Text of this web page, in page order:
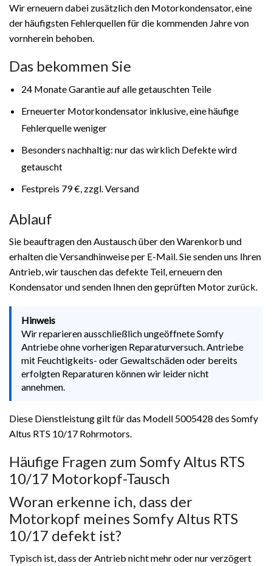
Wir erneuern dabei zusätzlich den Motorkondensator, eine
der häufigsten Fehlerquellen für die kommenden Jahre von
vornherein behoben.
Das bekommen Sie
24 Monate Garantie auf alle getauschten Teile
Erneuerter Motorkondensator inklusive, eine häufige
Fehlerquelle weniger
Besonders nachhaltig: nur das wirklich Defekte wird
getauscht
Festpreis 79 €, zzgl. Versand
Ablauf
Sie beauftragen den Austausch über den Warenkorb und
erhalten die Versandhinweise per E-Mail. Sie senden uns Ihren
Antrieb, wir tauschen das defekte Teil, erneuern den
Kondensator und senden Ihnen den geprüften Motor zurück.
Hinweis
Wir reparieren ausschließlich ungeöffnete Somfy
Antriebe ohne vorherigen Reparaturversuch. Antriebe
mit Feuchtigkeits- oder Gewaltschäden oder bereits
erfolgten Reparaturen können wir leider nicht
annehmen.
Diese Dienstleistung gilt für das Modell 5005428 des Somfy
Altus RTS 10/17 Rohrmotors.
Häufige Fragen zum Somfy Altus RTS
10/17 Motorkopf-Tausch
Woran erkenne ich, dass der
Motorkopf meines Somfy Altus RTS
10/17 defekt ist?
Typisch ist, dass der Antrieb nicht mehr oder nur verzögert